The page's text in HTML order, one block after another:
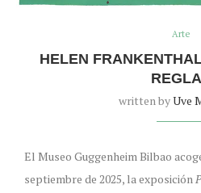
Arte
HELEN
written byUve
El Museo Guggenheim Bilbao
septiembre de 2025, la exposición